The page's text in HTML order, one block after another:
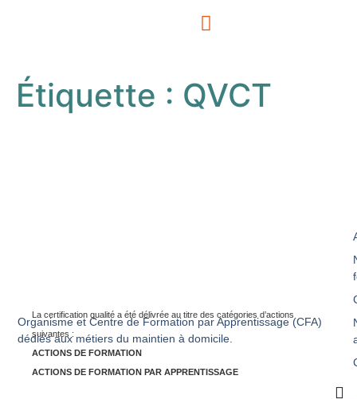
Étiquette : QVCT
Organisme et Centre de Formation par Apprentissage (CFA)
dédiés aux métiers du maintien à domicile.
La certification qualité a été délivrée au titre des catégories d’actions
suivantes :
ACTIONS DE FORMATION
ACTIONS DE FORMATION PAR APPRENTISSAGE